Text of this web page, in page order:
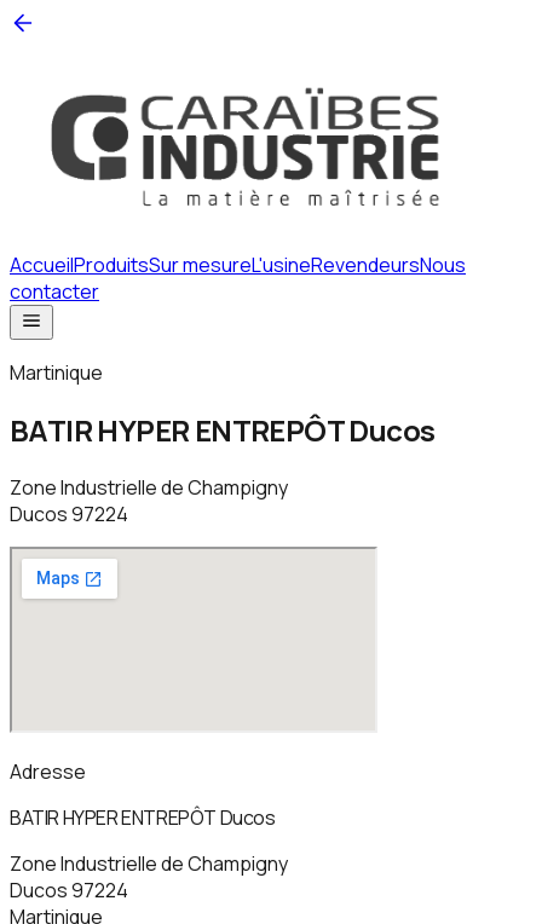
AccueilProduitsSur mesureL'usineRevendeursNous
contacter
Martinique
BATIR HYPER ENTREPÔT Ducos
Zone Industrielle de Champigny
Ducos97224
Adresse
BATIR HYPER ENTREPÔT Ducos
Zone Industrielle de Champigny
Ducos97224
Martinique